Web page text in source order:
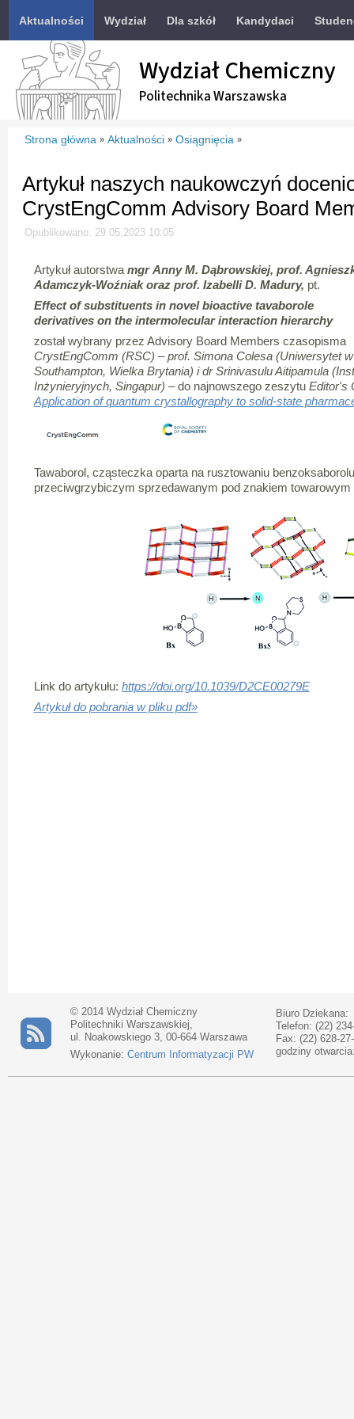
Aktualności Wydział Dla szkół Kandydaci
Wydział Chemiczny
Politechnika Warszawska
Strona główna » Aktualności » Osiągnięcia »
Artykuł naszych naukowczyń
CrystEngComm Advisory Board
Opublikowano: 29.05.2023 10:05
Artykuł autorstwa mgrAnny M. Dąbrowskiej, prof.
Adamczyk-Woźniak oraz prof. Izabelli D. Madury, pt.
Effect of substituents in novel bioactive tavaborole
derivatives on the intermolecular interaction hierarchy
został wybrany przez Advisory Board Members czasopisma
CrystEngComm (RSC) –prof. Simona Colesa (Uniwersytet w
Southampton, Wielka Brytania) i dr Srinivasulu Aitipamula
Inżynieryjnych, Singapur) – do najnowszego zeszytu Editor's
Application of quantum crystallography to solid-state
Tawaborol, cząsteczka oparta na rusztowaniu
przeciwgrzybiczym sprzedawanym pod znakiem
Link do artykułu: https://doi.org/10.1039/D2CE00279E
Artykuł do pobrania w pliku pdf»
© 2014 Wydział Chemiczny
Politechniki Warszawskiej,
ul. Noakowskiego 3, 00-664 Warszawa
Wykonanie: Centrum Informatyzacji PW
Biuro Dziekana:
Telefon: (22)
Fax: (22) 628-
godziny